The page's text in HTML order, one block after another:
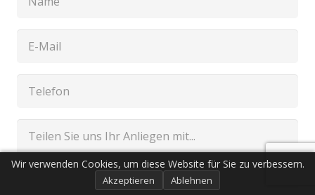
Wir verwenden Cookies, um diese Website für Sie zu verbessern.
Akzeptieren Ablehnen